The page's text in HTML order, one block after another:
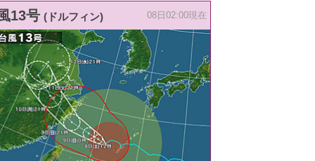
13号 (ドルフィン) 08日02:00現在